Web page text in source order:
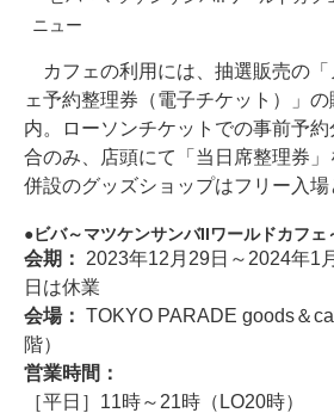
ニュー
カフェの利用には、抽選販売の「
ェ予約整理券（電子チケット）」
内。ローソンチケットでの事前予
合のみ、店頭にて「当日席整理券」
併設のグッズショップはフリー入場
ビバ～マツケンサンバIIワールドカフェ
会期： 2023年12月29日～2024年1
日は休業
会場： TOKYO PARADE goods＆
階）
営業時間：
［平日］11時～21時（LO20時）